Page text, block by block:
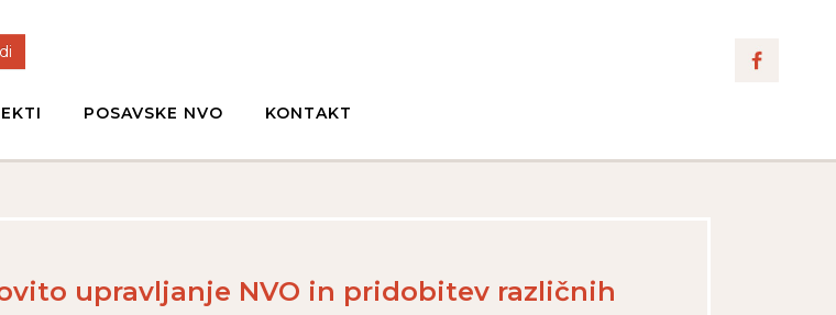
POSAVSKE NVO KONTAKT
upravljanje NVO in pridobitev različnih